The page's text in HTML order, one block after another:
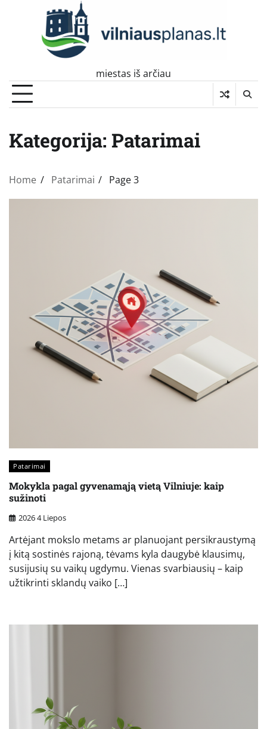
miestas iš arčiau
Kategorija: Patarimai
Home Patarimai Page 3
Patarimai
Mokykla pagal gyvenamąją vietą Vilniuje: kaip
sužinoti
2026 4 Liepos
Artėjant mokslo metams ar planuojant persikraustymą
į kitą sostinės rajoną, tėvams kyla daugybė klausimų,
susijusių su vaikų ugdymu. Vienas svarbiausių – kaip
užtikrinti sklandų vaiko […]